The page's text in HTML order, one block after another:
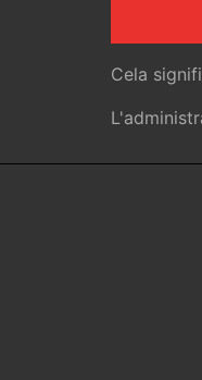
Cela